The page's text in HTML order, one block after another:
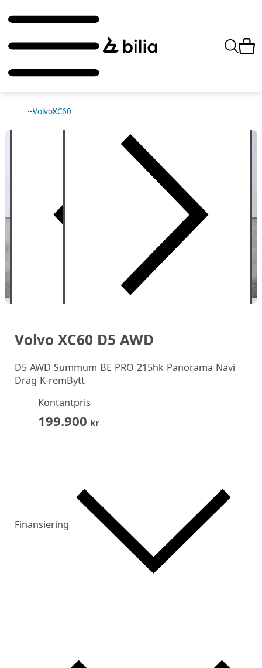
VolvoXC60
Volvo XC60 D5 AWD
D5 AWD Summum BE PRO 215hk Panorama Navi
Drag K-remBytt
Kontantpris
199.900 kr
Finansiering